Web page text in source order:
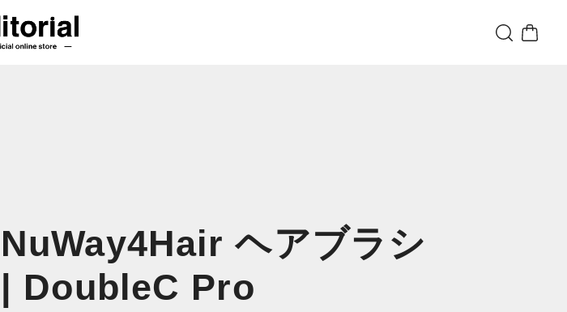
NuWay4Hair ヘアブラシ
| DoubleC Pro